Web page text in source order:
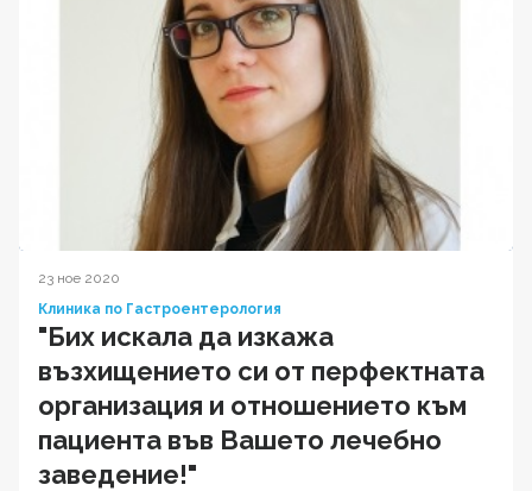
23 ное 2020
Клиника по Гастроентерология
"Бих искала да изкажа
възхищението си от перфектната
организация и отношението към
пациента във Вашето лечебно
заведение!"